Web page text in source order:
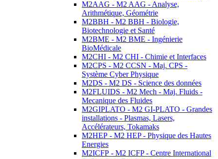
M2AAG - M2 AAG - Analyse,
Arithmétique, Géométrie
M2BBH - M2 BBH - Biologie,
Biotechnologie et Santé
M2BME - M2 BME - Ingénierie
BioMédicale
M2CHI - M2 CHI - Chimie et Interfaces
M2CPS - M2 CCSN - Maj. CPS -
Système Cyber Physique
M2DS - M2 DS - Science des données
M2FLUIDS - M2 Mech - Maj. Fluids -
Mecanique des Fluides
M2GIPLATO - M2 GI-PLATO - Grandes
installations - Plasmas, Lasers,
Accélérateurs, Tokamaks
M2HEP - M2 HEP - Physique des Hautes
Energies
M2ICFP - M2 ICFP - Centre International